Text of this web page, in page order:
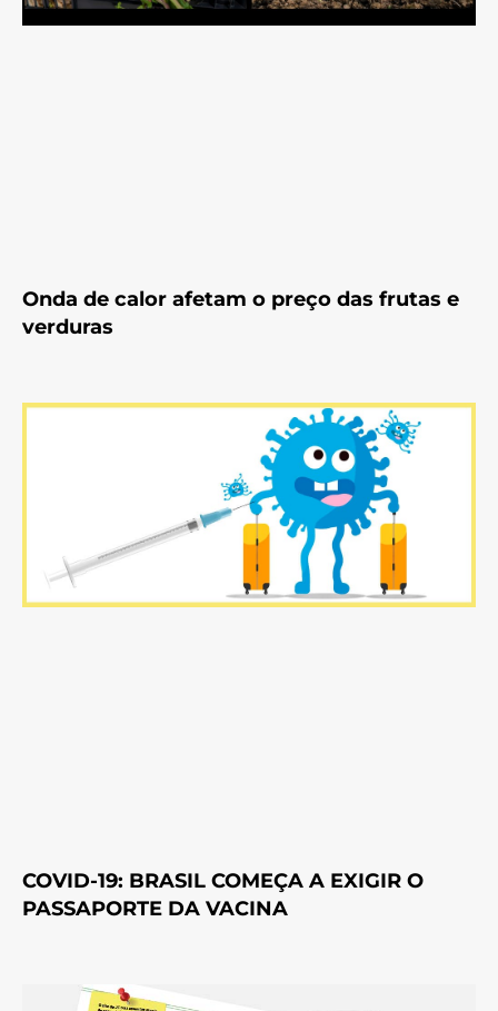
Onda de calor afetam o preço das frutas e
verduras
COVID-19: BRASIL COMEÇA A EXIGIR O
PASSAPORTE DA VACINA